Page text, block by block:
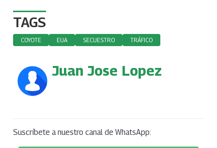
TAGS
COYOTE EUA SECUESTRO TRÁFICO
Juan Jose Lopez
Suscríbete a nuestro canal de WhatsApp: